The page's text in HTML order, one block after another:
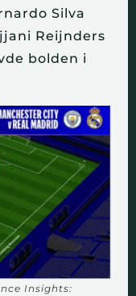
Silva
Reijnders
bolden i
Insights: